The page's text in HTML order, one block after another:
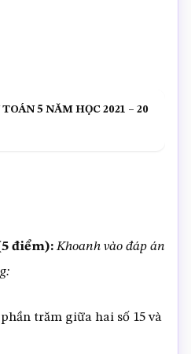
5 NĂM HỌC 2021 – 20
điểm): Khoanh vào đáp án
trăm giữa hai số 15 và